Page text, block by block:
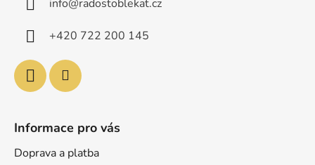
info@radostoblekat.cz
+420 722 200 145
Informace pro vás
Doprava a platba